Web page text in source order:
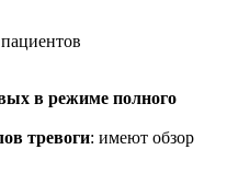
в режиме полного
тревоги: имеют обзор